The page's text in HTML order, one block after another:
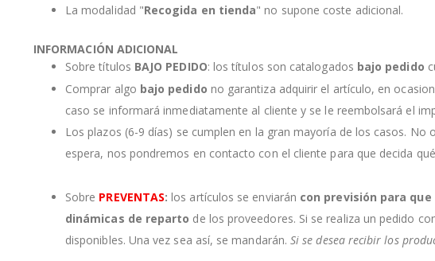
La modalidad "Recogida en tienda" no supone coste adicional.
INFORMACIÓN ADICIONAL
Sobre títulos BAJO PEDIDO: los títulos son catalogados bajo pedido
Comprar algo bajo pedido no garantiza adquirir el artículo, en
caso se informará inmediatamente al cliente y se le reembolsará el
Los plazos (6-9 días) se cumplen en la gran mayoría de los casos.
espera, nos pondremos en contacto con el cliente para que decida
Sobre PREVENTAS:los artículos se enviarán con previsión para
dinámicas de reparto de los proveedores. Si se realiza un pedido
disponibles. Una vez sea así, se mandarán.Si se desea recibir los